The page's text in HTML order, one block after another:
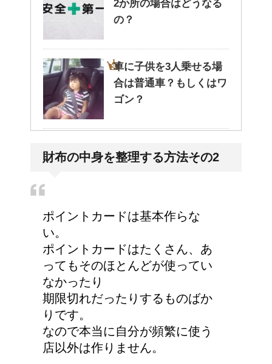
2か所の場合はどうなる
の？
車に子供を3人乗せる場
合は普通車？もしくはワ
ゴン？
について
エビ水槽の掃除の仕方
！
顔にできた脂肪の粒は何
者？原因と対策
財布の中身を整理する方法その2
ポイントカードは基本作らな
い。
ポイントカードはたくさん、あ
ってもそのほとんどが使ってい
なかったり
期限切れだったりするものばか
りです。
なので本当に自分が頻繁に使う
店以外は作りません。